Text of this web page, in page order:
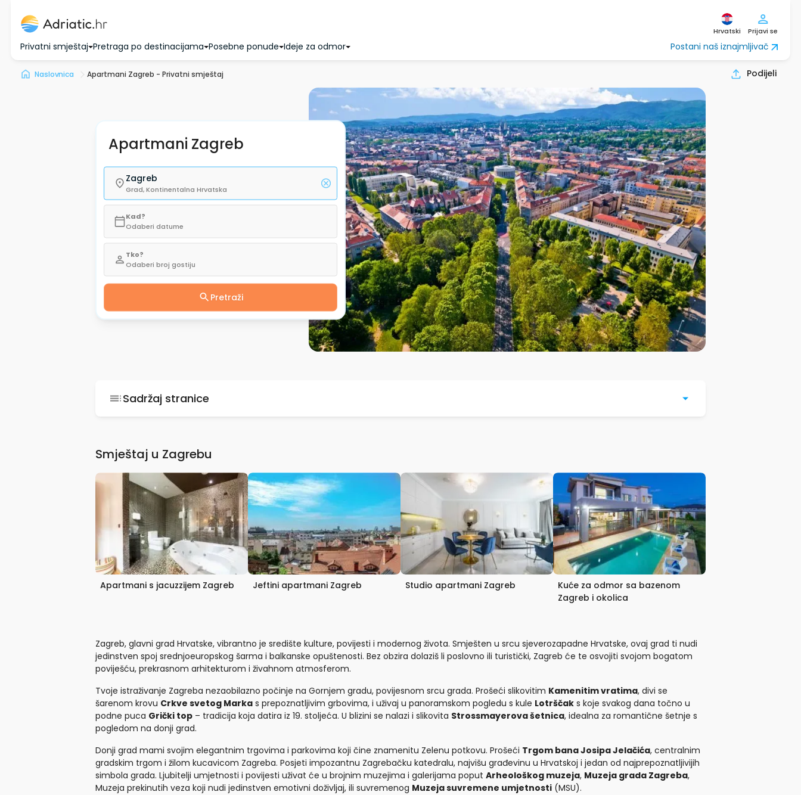
Hrvatski Prijavi se
Privatni smještaj Pretraga po destinacijama Posebne ponude Ideje za odmor Postani naš iznajmljivač
Naslovnica Apartmani Zagreb - Privatni smještaj Podijeli
Apartmani Zagreb
Zagreb
Grad, Kontinentalna Hrvatska
Kad?
Odaberi datume
Tko?
Odaberi broj gostiju
Pretraži
Sadržaj stranice
Smještaj u Zagrebu
Apartmani s jacuzzijem Zagreb Jeftini apartmani Zagreb Studio apartmani Zagreb
Kuće za odmor sa bazenom
Zagreb i okolica
Zagreb, glavni grad Hrvatske, vibrantno je središte kulture, povijesti i modernog života. Smješten u srcu sjeverozapadne Hrvatske, ovaj grad ti nudi
jedinstven spoj srednjoeuropskog šarma i balkanske opuštenosti. Bez obzira dolaziš li poslovno ili turistički, Zagreb će te osvojiti svojom bogatom
poviješću, prekrasnom arhitekturom i živahnom atmosferom.
Tvoje istraživanje Zagreba nezaobilazno počinje na Gornjem gradu, povijesnom srcu grada. Prošeći slikovitim Kamenitim vratima, divi se
šarenom krovu Crkve svetog Marka s prepoznatljivim grbovima, i uživaj u panoramskom pogledu s kule Lotrščak s koje svakog dana točno u
podne puca Grički top – tradicija koja datira iz 19. stoljeća. U blizini se nalazi i slikovita Strossmayerova šetnica, idealna za romantične šetnje s
pogledom na donji grad.
Donji grad mami svojim elegantnim trgovima i parkovima koji čine znamenitu Zelenu potkovu. Prošeći Trgom bana Josipa Jelačića, centralnim
gradskim trgom i žilom kucavicom Zagreba. Posjeti impozantnu Zagrebačku katedralu, najvišu građevinu u Hrvatskoj i jedan od najprepoznatljivijih
simbola grada. Ljubitelji umjetnosti i povijesti uživat će u brojnim muzejima i galerijama poput Arheološkog muzeja, Muzeja grada Zagreba,
Muzeja prekinutih veza koji nudi jedinstven emotivni doživljaj, ili suvremenog Muzeja suvremene umjetnosti (MSU).